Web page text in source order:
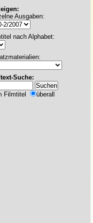
Ausgaben:
nach Alphabet:
Suche:
Filmtitel überall